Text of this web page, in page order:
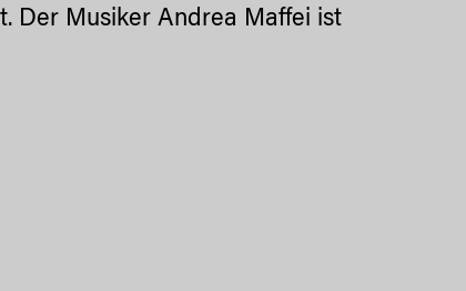
Der Musiker Andrea Maffei ist